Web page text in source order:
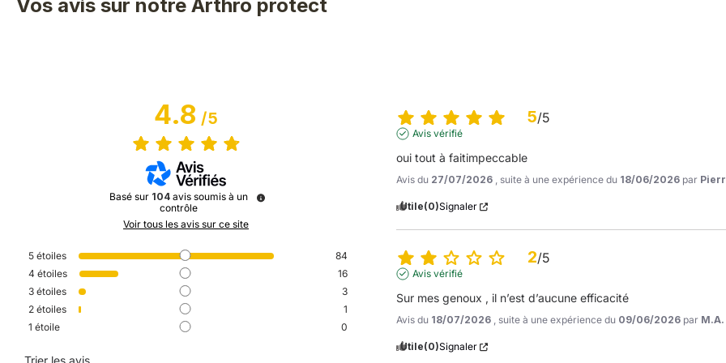
Vos avis sur notre Arthro protect
4.8/5
Basé sur 104 avis soumis à un
contrôle
Voir tous les avis sur ce site
5 étoiles
84
4 étoiles
16
3 étoiles
3
2 étoiles
1
1 étoile 0
5/5
Avis vérifié
oui tout à faitimpeccable
Avis du 27/07/2026 , suite à une expérience du 18/06/2026 par
Utile(0)Signaler
2/5
Avis vérifié
Sur mes genoux , il n’est d’aucune efficacité
Avis du 18/07/2026 , suite à une expérience du 09/06/2026 par M.A.
Utile(0)Signaler